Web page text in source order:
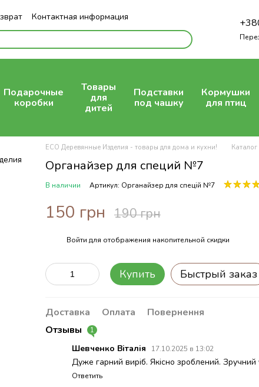
Контактная информация
Подарочные
коробки
Товары
для
дитей
Подставки
под чашку
Кормушки
для птиц
ECO Деревянные Изделия - товары для дома и кухни! Каталог
Органайзер для специй №7
В наличии Артикул: Органайзер для спецій №7
150 грн 190 грн
Войти для отображения накопительной скидки
Купить Быстрый заказ
Доставка Оплата
Повернення
Отзывы
1
Шевченко Віталія 17.10.2025 в 13:02
Дуже гарний виріб. Якісно зроблений. Зручний
Ответить